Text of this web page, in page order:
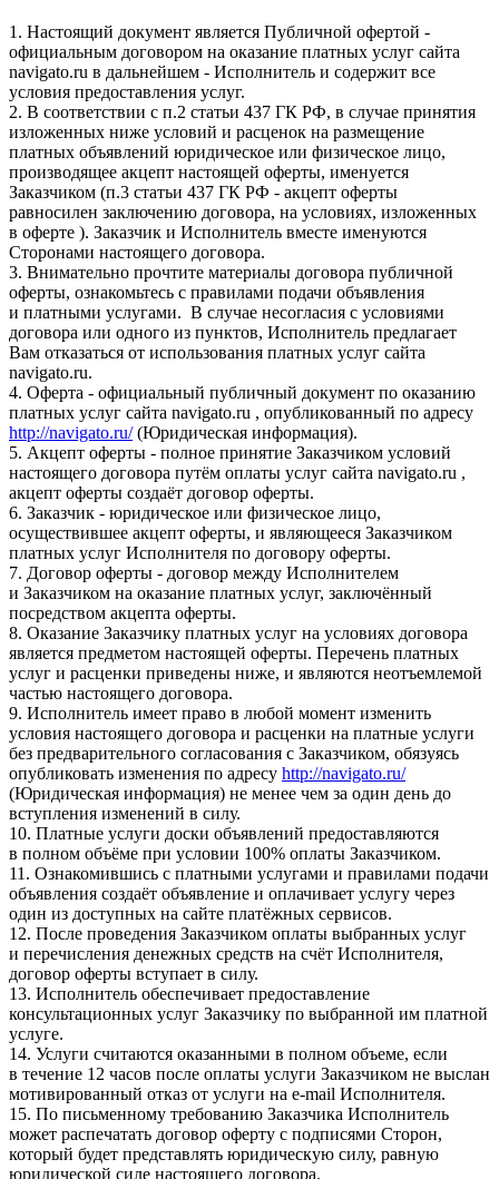
1. Настоящий документ является Публичной офертой -
официальным договором на оказание платных услуг сайта
navigato.ru в дальнейшем - Исполнитель и содержит все
условия предоставления услуг.
2. В соответствии с п.2 статьи 437 ГК РФ, в случае принятия
изложенных ниже условий и расценок на размещение
платных объявлений юридическое или физическое лицо,
производящее акцепт настоящей оферты, именуется
Заказчиком (п.3 статьи 437 ГК РФ - акцепт оферты
равносилен заключению договора, на условиях, изложенных
в оферте ). Заказчик и Исполнитель вместе именуются
Сторонами настоящего договора.
3. Внимательно прочтите материалы договора публичной
оферты, ознакомьтесь с правилами подачи объявления
и платными услугами. В случае несогласия с условиями
договора или одного из пунктов, Исполнитель предлагает
Вам отказаться от использования платных услуг сайта
navigato.ru.
4. Оферта - официальный публичный документ по оказанию
платных услуг сайта navigato.ru , опубликованный по адресу
http://navigato.ru/(Юридическая информация).
5. Акцепт оферты - полное принятие Заказчиком условий
настоящего договора путём оплаты услуг сайта navigato.ru ,
акцепт оферты создаёт договор оферты.
6. Заказчик - юридическое или физическое лицо,
осуществившее акцепт оферты, и являющееся Заказчиком
платных услуг Исполнителя по договору оферты.
7. Договор оферты - договор между Исполнителем
и Заказчиком на оказание платных услуг, заключённый
посредством акцепта оферты.
8. Оказание Заказчику платных услуг на условиях договора
является предметом настоящей оферты. Перечень платных
услуг и расценки приведены ниже, и являются неотъемлемой
частью настоящего договора.
9. Исполнитель имеет право в любой момент изменить
условия настоящего договора и расценки на платные услуги
без предварительного согласования с Заказчиком, обязуясь
опубликовать изменения по адресу http://navigato.ru/
(Юридическая информация) не менее чем за один день до
вступления изменений в силу.
10. Платные услуги доски объявлений предоставляются
в полном объёме при условии 100% оплаты Заказчиком.
11. Ознакомившись с платными услугами и правилами подачи
объявления создаёт объявление и оплачивает услугу через
один из доступных на сайте платёжных сервисов.
12. После проведения Заказчиком оплаты выбранных услуг
и перечисления денежных средств на счёт Исполнителя,
договор оферты вступает в силу.
13. Исполнитель обеспечивает предоставление
консультационных услуг Заказчику по выбранной им платной
услуге.
14. Услуги считаются оказанными в полном объеме, если
в течение 12 часов после оплаты услуги Заказчиком не выслан
мотивированный отказ от услуги на e-mail Исполнителя.
15. По письменному требованию Заказчика Исполнитель
может распечатать договор оферту с подписями Сторон,
который будет представлять юридическую силу, равную
юридической силе настоящего договора.